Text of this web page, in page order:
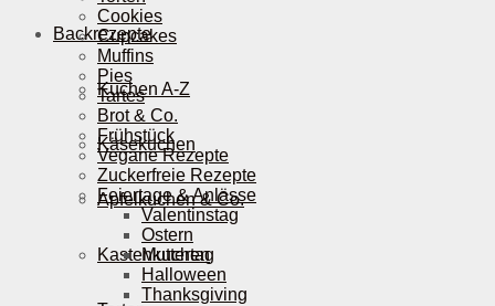
Backrezepte
Kuchen A-Z
Käsekuchen
Apfelkuchen & Co.
Kastenkuchen
Cookies
Cupcakes
Muffins
Pies
Tartes
Brot & Co.
Frühstück
Vegane Rezepte
Zuckerfreie Rezepte
Feiertage & Anlässe
Valentinstag
Ostern
Muttertag
Halloween
Thanksgiving